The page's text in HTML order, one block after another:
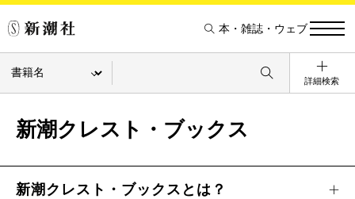
本・雑誌・ウェブ
詳細検索
新潮クレスト・ブックス
新潮クレスト・ブックスとは？